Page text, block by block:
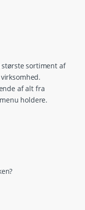
sortiment af
af alt fra
holdere.